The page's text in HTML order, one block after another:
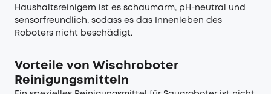
Haushaltsreinigern ist es schaumarm, pH-neutral und
sensorfreundlich, sodass es das Innenleben des
Roboters nicht beschädigt.
Vorteile von Wischroboter
Reinigungsmitteln